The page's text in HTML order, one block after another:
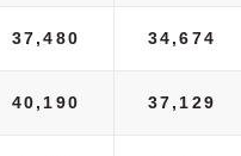
37,480 34,674
40,190 37,129